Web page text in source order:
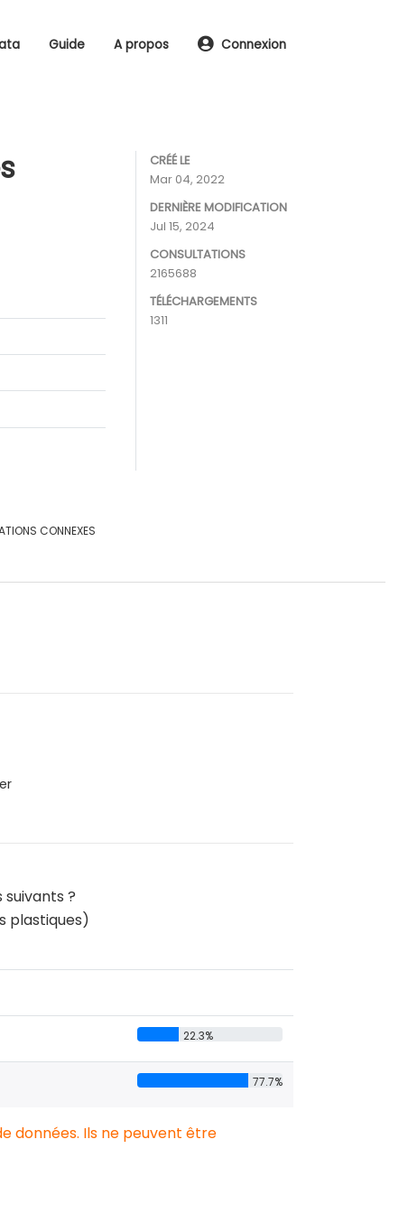
Guide A propos Connexion
CRÉÉ LE
Mar 04, 2022
DERNIÈRE MODIFICATION
Jul 15, 2024
CONSULTATIONS
2165688
TÉLÉCHARGEMENTS
1311
CONNEXES
?
plastiques)
22.3%
77.7%
données. Ils ne peuvent être